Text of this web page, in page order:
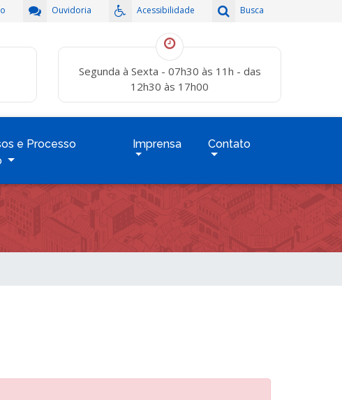
Busca
Acessibilidade
Ouvidoria
Segunda à Sexta - 07h30 às 11h - das
12h30 às 17h00
e Processo
Imprensa Contato